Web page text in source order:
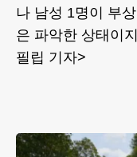
나 남성 1명이 부
은 파악한 상태이
필립 기자>